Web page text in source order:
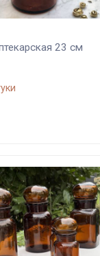
23 см